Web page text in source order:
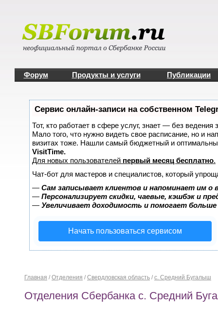
Форум Продукты и услуги Публикации
Сервис онлайн-записи на собственном
Тот, кто работает в сфере услуг, знает — без ведения
Мало того, что нужно видеть свое расписание, но и
визитах тоже. Нашли самый бюджетный и
VisitTime.
Для новых пользователей первый месяц бесплатно.
Чат-бот для мастеров и специалистов, который
— Сам записывает клиентов и напоминает им о
— Персонализирует скидки, чаевые, кэшбэк и
— Увеличивает доходимость и помогает
Начать пользоваться сервисом
Главная / Отделения / Свердловская область / с. Средний Бугалыш
Отделения Сбербанка с. Средний